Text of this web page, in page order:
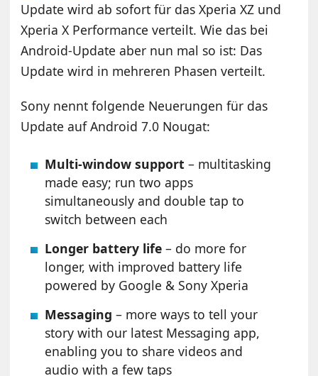
Update wird ab sofort für das Xperia XZ und
Xperia X Performance verteilt. Wie das bei
Android-Update aber nun mal so ist: Das
Update wird in mehreren Phasen verteilt.
Sony nennt folgende Neuerungen für das
Update auf Android 7.0 Nougat:
Multi-window support – multitasking
made easy; run two apps
simultaneously and double tap to
switch between each
Longer battery life – do more for
longer, with improved battery life
powered by Google & Sony Xperia
Messaging – more ways to tell your
story with our latest Messaging app,
enabling you to share videos and
audio with a few taps